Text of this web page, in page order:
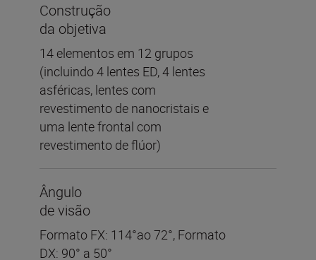
Construção
da objetiva
14 elementos em 12 grupos
(incluindo 4 lentes ED, 4 lentes
asféricas, lentes com
revestimento de nanocristais e
uma lente frontal com
revestimento de flúor)
Ângulo
de visão
Formato FX: 114°ao 72°, Formato
DX: 90° a 50°